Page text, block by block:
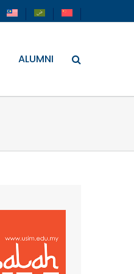
ALUMNI